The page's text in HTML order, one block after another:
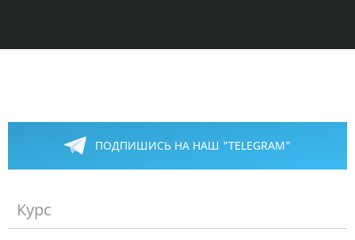
ПОДПИШИСЬ НА НАШ "TELEGRAM"
Курс